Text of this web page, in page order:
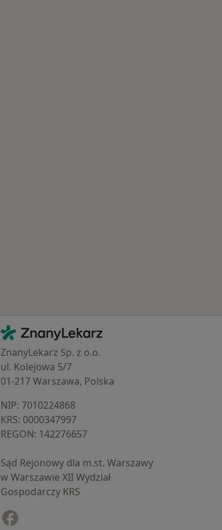
Kontakt
ZnanyLekarz - Strona główna
ZnanyLekarz Sp. z o.o.
ul. Kolejowa 5/7
01-217 Warszawa, Polska
NIP: ⁠7010224868
KRS: ⁠0000347997
REGON: ⁠142276657
Sąd Rejonowy dla m.st. Warszawy
w Warszawie XII Wydział
Gospodarczy KRS